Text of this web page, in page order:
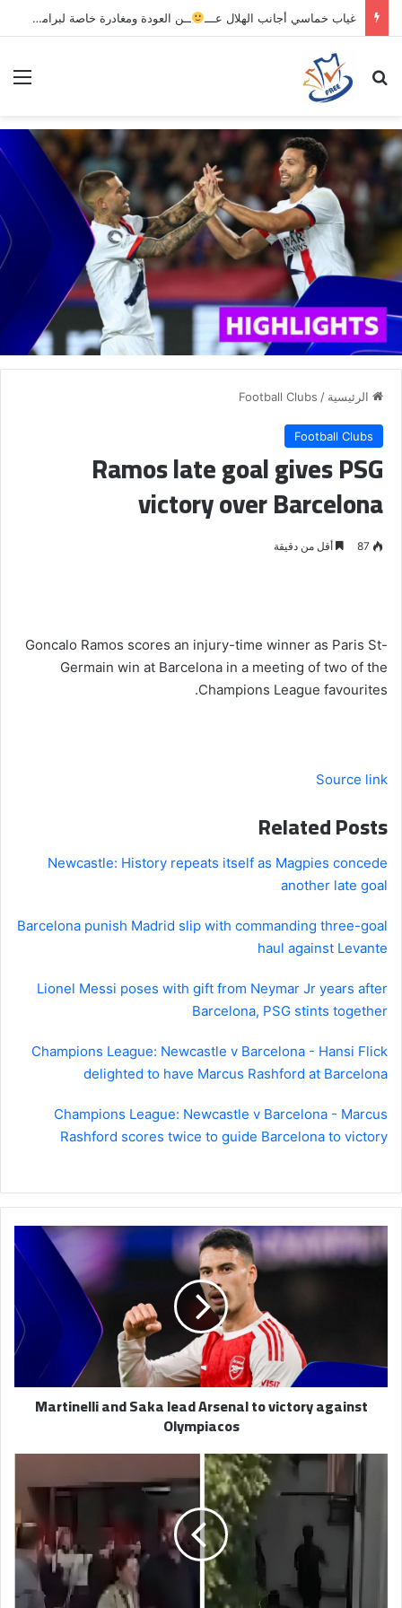
غياب خماسي أجانب الهلال عـــ ــن العودة ومغادرة خاصة لبرامج الاستشفاء والتأهيل
بحث عن
الرئيسية /
Football Clubs
Football Clubs
Ramos late goal gives PSG
victory over Barcelona
87 أقل من دقيقة
Goncalo Ramos scores an injury-time winner as Paris St-
Germain win at Barcelona in a meeting of two of the
Champions League favourites.
Source link
Related Posts
Newcastle: History repeats itself as Magpies concede
another late goal
Barcelona punish Madrid slip with commanding three-goal
haul against Levante
Lionel Messi poses with gift from Neymar Jr years after
Barcelona, PSG stints together
Champions League: Newcastle v Barcelona - Hansi Flick
delighted to have Marcus Rashford at Barcelona
Champions League: Newcastle v Barcelona - Marcus
Rashford scores twice to guide Barcelona to victory
Martinelli
and
against
Olympiacos
Martinelli and Saka lead Arsenal to victory against
Olympiacos